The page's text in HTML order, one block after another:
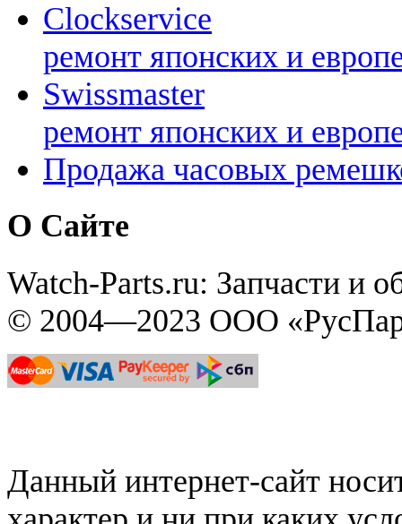
Clockservice
ремонт японских и
Swissmaster
ремонт японских и
Продажа часовых
О Сайте
Watch-Parts.ru: Запчасти и
© 2004—2023 ООО
Данный интернет-сайт